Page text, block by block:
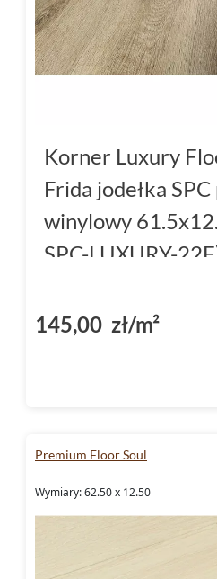
Korner Luxury
Frida jodełka
winylowy
SPC-LUXURY-
145,00 zł/m²
Premium Floor Soul
Wymiary: 62.50 x 12.50